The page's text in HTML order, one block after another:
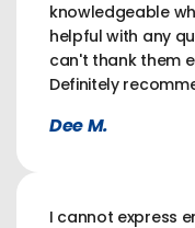
knowledgeable
helpful with any
can't thank them
Definitely
Dee M.
I cannot express